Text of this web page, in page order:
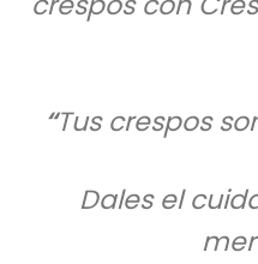
“Tus crespos
Dales el